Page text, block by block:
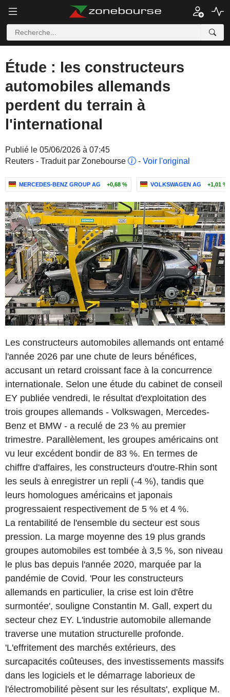
Étude : les constructeurs
automobiles allemands
perdent du terrain à
l'international
Publié le 05/06/2026 à 07:45
Reuters - Traduit par Zonebourse
- Voir l'original
MERCEDES-BENZ GROUP AG +0,68 % VOLKSWAGEN AG +1,01 %
Les constructeurs automobiles allemands ont entamé
l'année 2026 par une chute de leurs bénéfices,
accusant un retard croissant face à la concurrence
internationale. Selon une étude du cabinet de conseil
EY publiée vendredi, le résultat d'exploitation des
trois groupes allemands - Volkswagen, Mercedes-
Benz et BMW - a reculé de 23 % au premier
trimestre. Parallèlement, les groupes américains ont
vu leur excédent bondir de 83 %. En termes de
chiffre d'affaires, les constructeurs d'outre-Rhin sont
les seuls à enregistrer un repli (-4 %), tandis que
leurs homologues américains et japonais
progressaient respectivement de 5 % et 4 %.
La rentabilité de l'ensemble du secteur est sous
pression. La marge moyenne des 19 plus grands
groupes automobiles est tombée à 3,5 %, son niveau
le plus bas depuis l'année 2020, marquée par la
pandémie de Covid. 'Pour les constructeurs
allemands en particulier, la crise est loin d'être
surmontée', souligne Constantin M. Gall, expert du
secteur chez EY. L'industrie automobile allemande
traverse une mutation structurelle profonde.
'L'effritement des marchés extérieurs, des
surcapacités coûteuses, des investissements massifs
dans les logiciels et le démarrage laborieux de
l'électromobilité pèsent sur les résultats', explique M.